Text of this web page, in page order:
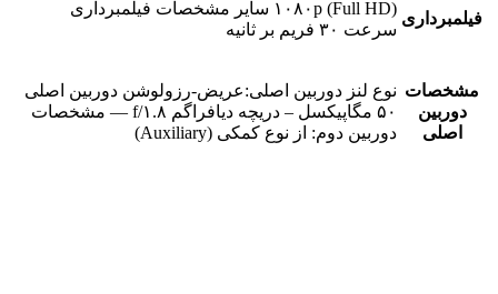
فیلمبرداری
۱۰۸۰p (Full HD) سایر مشخصات فیلمبرداری
سرعت ۳۰ فریم بر ثانیه
مشخصات
دوربین
اصلی
نوع لنز دوربین اصلی:عریض-رزولوشن دوربین اصلی
۵۰ مگاپیکسل – دریچه دیافراگم f/۱.۸ — مشخصات
دوربین دوم: از نوع کمکی (Auxiliary)